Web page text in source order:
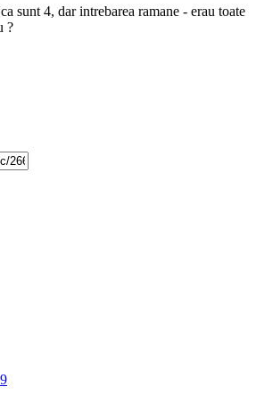
sunt 4, dar intrebarea ramane - erau toate
?